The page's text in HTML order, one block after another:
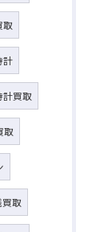
取
計
計買取
取
取